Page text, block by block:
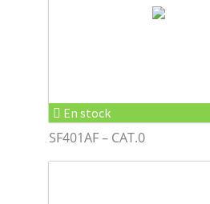
En stock
SF401AF – CAT.0